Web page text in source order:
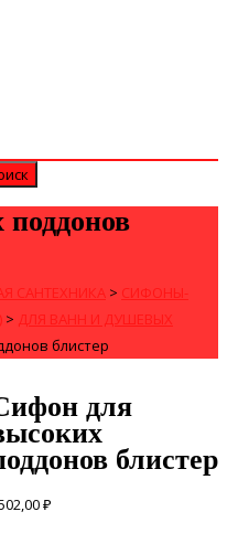
САНТЕХНИКА > СИФОНЫ-
> ДЛЯ ВАНН И ДУШЕВЫХ
блистер
для
блистер
₽